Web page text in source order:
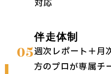
対応
05
伴走体制
週次レポート＋月
方のプロが専属チ